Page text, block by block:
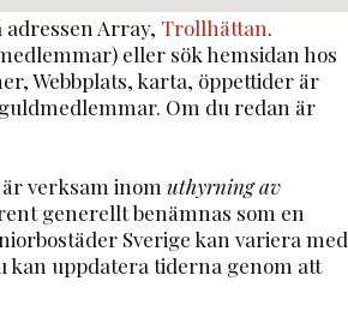
adressen Array, Trollhättan.
eller sök hemsidan hos
Webbplats, karta, öppettider är
Om du redan är
är verksam inomuthyrning av
generellt benämnas som en
Sverige kan variera med
kan uppdatera tiderna genom att